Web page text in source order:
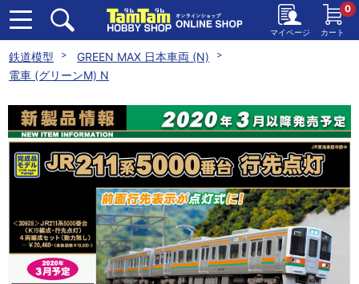
マイページ カート
0
鉄道模型
GREEN MAX 日本車両 (N)
電車 (グリーンM) N